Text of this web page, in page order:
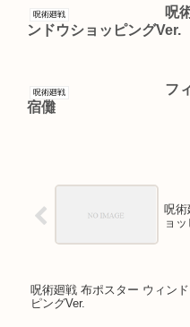
呪術廻戦
呪
ンドウショッピングVer.
呪術廻戦
フ
宿儺
呪術
ョ
呪術廻戦 布ポスター ウィン
ピングVer.